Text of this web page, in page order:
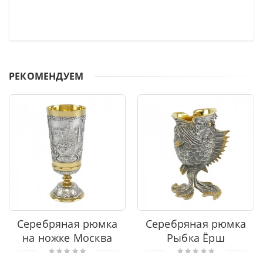
РЕКОМЕНДУЕМ
Серебряная рюмка
на ножке Москва
Серебряная рюмка
Рыбка Ёрш